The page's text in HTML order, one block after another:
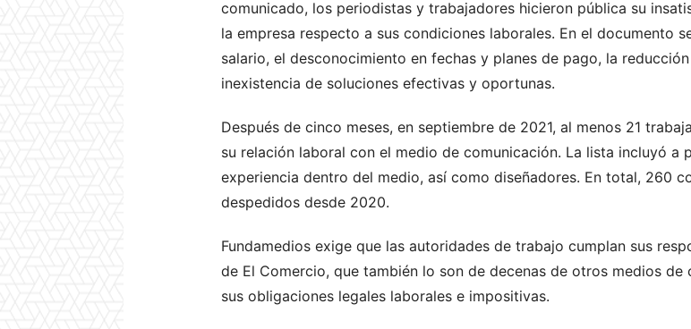
comunicado, los periodistas y trabajadores hicieron pública su
la empresa respecto a sus condiciones laborales. En el documento
salario, el desconocimiento en fechas y planes de pago, la
inexistencia de soluciones efectivas y oportunas.
Después de cinco meses, en septiembre de 2021, al menos 21
su relación laboral con el medio de comunicación. La lista incluyó a
experiencia dentro del medio, así como diseñadores. En total, 260
despedidos desde 2020.
Fundamedios exige que las autoridades de trabajo cumplan sus
de El Comercio, que también lo son de decenas de otros medios de
sus obligaciones legales laborales e impositivas.